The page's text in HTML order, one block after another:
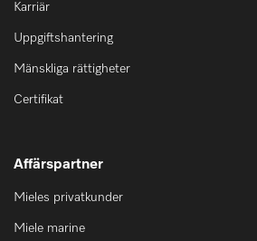
Karriär
Uppgiftshantering
Mänskliga rättigheter
Certifikat
Affärspartner
Mieles privatkunder
Miele marine